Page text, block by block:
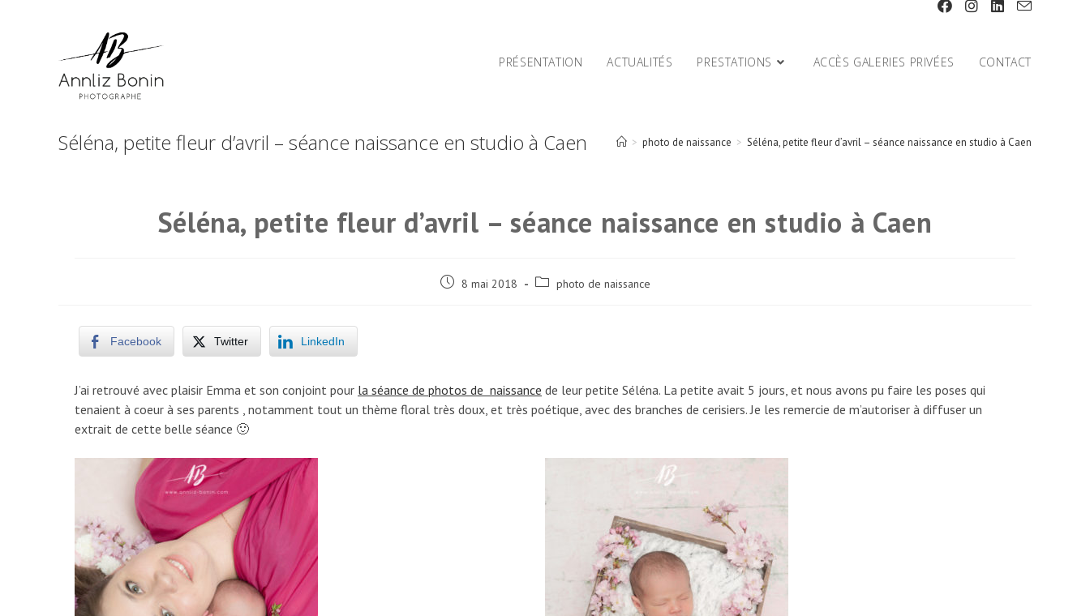
PRÉSENTATION ACTUALITÉS PRESTATIONS ACCÈS GALERIES PRIVÉES CONTACT
Séléna, petite fleur d’avril – séance naissance en studio à Caen > photo de naissance > Séléna, petite fleur d’avril – séance naissance en studio à Caen
Séléna, petite fleur d’avril – séance naissance en studio à Caen
Post 8 mai 2018
Post photo de naissance
Facebook Twitter LinkedIn
J’ai retrouvé avec plaisir Emma et son conjoint pour la séance de photos de naissance de leur petite Séléna. La petite avait 5 jours, et nous avons pu faire les poses qui
tenaient à coeur à ses parents , notamment tout un thème floral très doux, et très poétique, avec des branches de cerisiers. Je les remercie de m’autoriser à diffuser un
extrait de cette belle séance 🙂